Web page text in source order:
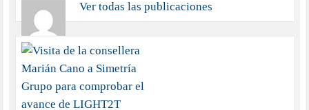
Ver todas las publicaciones